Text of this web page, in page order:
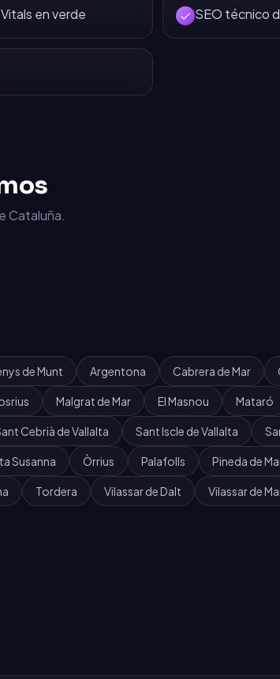
en verde SEO técnico
Cataluña.
de Munt Argentona Cabrera de Mar
Malgrat de Mar El Masnou Mataró
Cebrià de Vallalta Sant Iscle de Vallalta
Susanna Òrrius Palafolls Pineda de
Tordera Vilassar de Dalt Vilassar de